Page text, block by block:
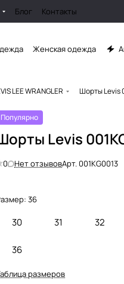
Блог Контакты
Женская одежда
LEE WRANGLER Шорты Levis
Популярно
Levis
0 Нет отзывовАрт.001KG0013
36
30 31 32
36
размеров